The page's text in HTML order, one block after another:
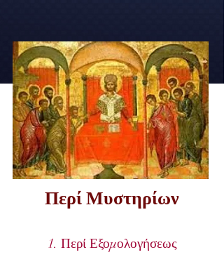
Περί Μυστηρίων
1. Περί Εξομολογήσεως